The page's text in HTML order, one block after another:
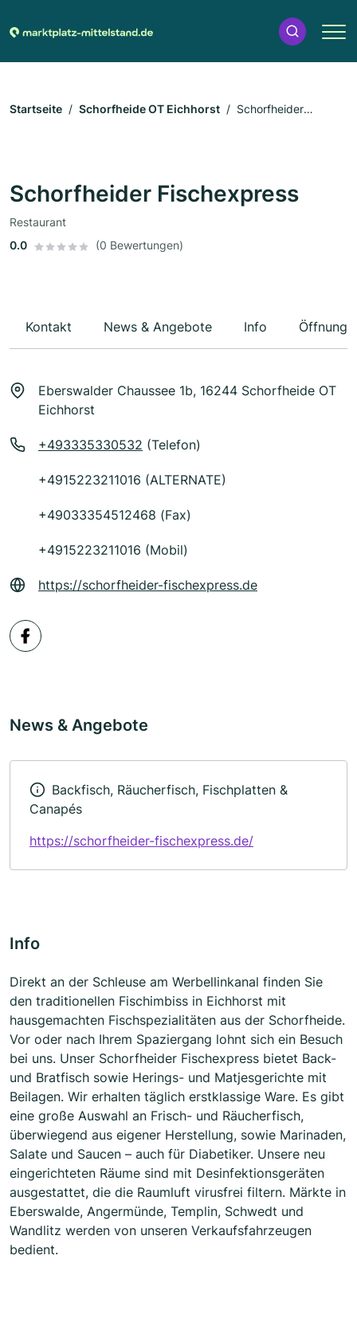
Startseite Schorfheide OT Eichhorst
Schorfheider
Schorfheider Fischexpress
Restaurant
0.0
(0 Bewertungen)
Kontakt News & Angebote Info
Eberswalder Chaussee 1b, 16244 Schorfheide OT
Eichhorst
+493335330532 (Telefon)
+4915223211016 (ALTERNATE)
+49033354512468 (Fax)
+4915223211016 (Mobil)
https://schorfheider-fischexpress.de
News & Angebote
Backfisch, Räucherfisch, Fischplatten &
Canapés
https://schorfheider-fischexpress.de/
Info
Direkt an der Schleuse am Werbellinkanal finden Sie
den traditionellen Fischimbiss in Eichhorst mit
hausgemachten Fischspezialitäten aus der Schorfheide.
Vor oder nach Ihrem Spaziergang lohnt sich ein Besuch
bei uns. Unser Schorfheider Fischexpress bietet Back-
und Bratfisch sowie Herings- und Matjesgerichte mit
Beilagen. Wir erhalten täglich erstklassige Ware. Es gibt
eine große Auswahl an Frisch- und Räucherfisch,
überwiegend aus eigener Herstellung, sowie Marinaden,
Salate und Saucen – auch für Diabetiker. Unsere neu
eingerichteten Räume sind mit Desinfektionsgeräten
ausgestattet, die die Raumluft virusfrei filtern. Märkte in
Eberswalde, Angermünde, Templin, Schwedt und
Wandlitz werden von unseren Verkaufsfahrzeugen
bedient.